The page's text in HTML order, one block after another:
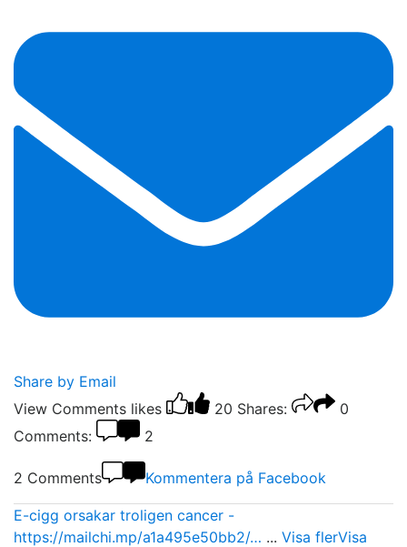
Share by Email
View Comments likes 20 Shares:
0
Comments:
2
2 Comments Kommentera på Facebook
E-cigg orsakar troligen cancer -
https://mailchi.mp/a1a495e50bb2/… ... Visa flerVisa